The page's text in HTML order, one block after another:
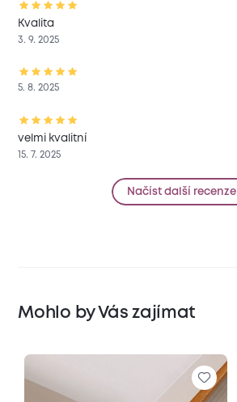
Kvalita
3. 9. 2025
5. 8. 2025
velmi kvalitní
15. 7. 2025
Načíst další recenze
Mohlo by Vás zajímat